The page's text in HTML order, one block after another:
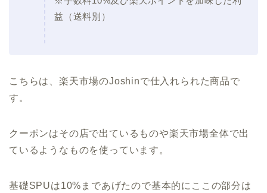
益（送料別）
こちらは、楽天市場のJoshinで仕入れられた商品で
す。
クーポンはその店で出ているものや楽天市場全体で出
ているようなものを使っています。
基礎SPUは10%まであげたので基本的にここの部分は